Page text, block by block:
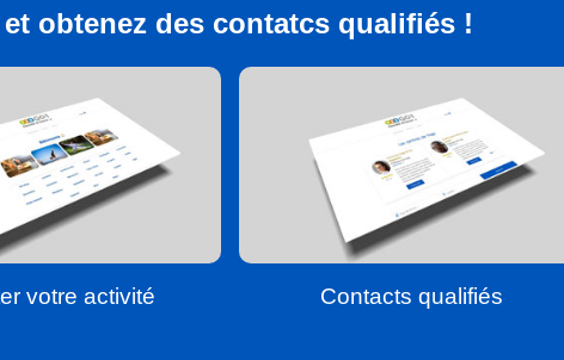
obtenez des contatcs qualifiés !
votre activité Contacts qualifiés